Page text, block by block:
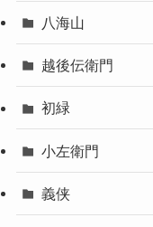
八海山
越後伝衛門
初緑
小左衛門
義侠